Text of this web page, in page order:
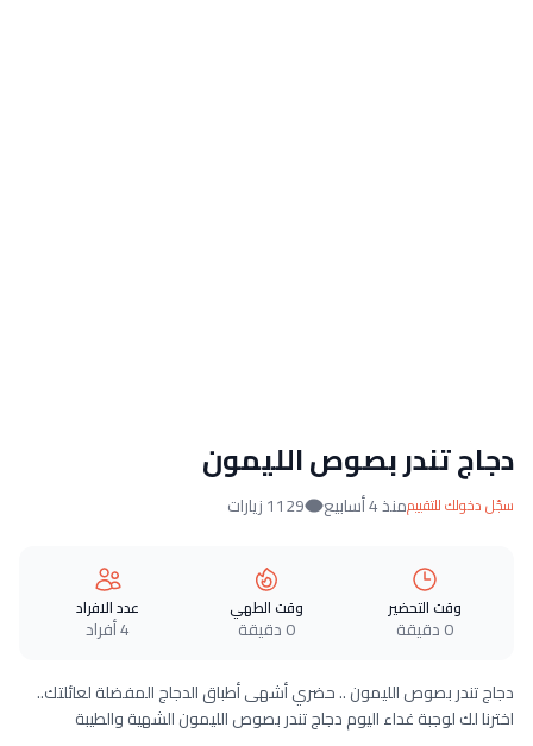
دجاج تندر بصوص الليمون
سجّل دخولك للتقييممنذ 4 أسابيع 1129 زيارات
وقت التحضير
0 دقيقة
وقت الطهي
0 دقيقة
عدد الافراد
4 أفراد
دجاج تندر بصوص الليمون .. حضري أشهى أطباق الدجاج المفضلة لعائلتك..
اخترنا لك لوجبة غداء اليوم دجاج تندر بصوص الليمون الشهية والطيبة